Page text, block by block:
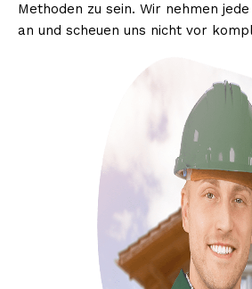
Methoden zu sein. Wir nehmen
an und scheuen uns nicht vor